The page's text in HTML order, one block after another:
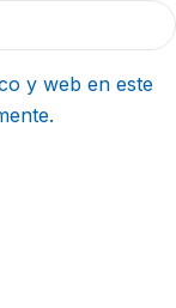
y web en este